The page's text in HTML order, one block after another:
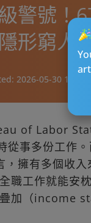
警號
形窮人
2026-05-30 17:15
of Labor
從事多份工作
，擁有多個收
職工作就能安
加（income